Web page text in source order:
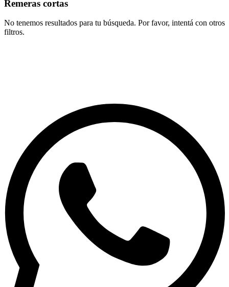
Remeras cortas
No tenemos resultados para tu búsqueda. Por favor, intentá con otros
filtros.